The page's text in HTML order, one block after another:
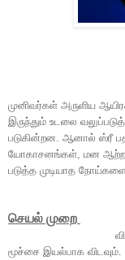
முனிவர்கள் அருளிய
இருந்தும் உடலை
படுகின்றன. ஆனால் ஸ்ரீ
யோகாசனங்கள், மன ஆற்றல்
படுத்த முடியாத
செயல் முறை
மூச்சை இயல்பாக விடவும்.